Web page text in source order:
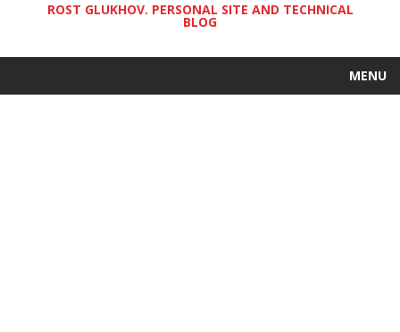
ROST GLUKHOV. PERSONAL SITE AND TECHNICAL
BLOG
MENU